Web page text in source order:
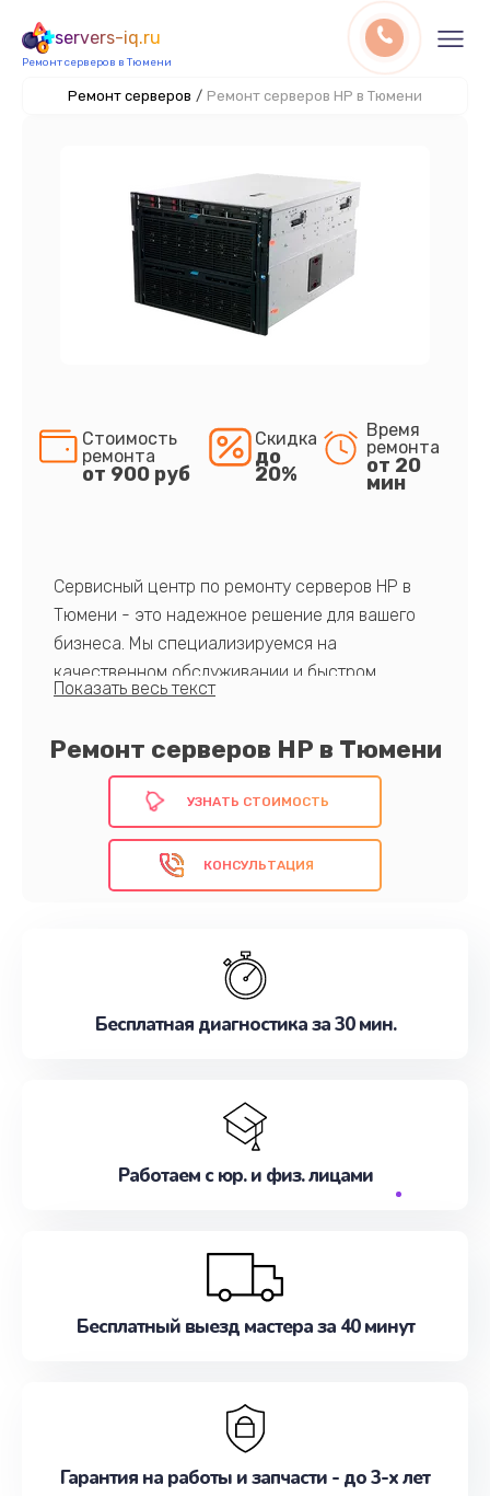
servers-iq.ru
Ремонт серверов в Тюмени
Ремонт серверов / Ремонт серверов HP в Тюмени
Ремонт серверов HP в Тюмени
Стоимость
ремонта
от 900 руб
Скидка
до
20%
Время
ремонта
от 20
мин
Сервисный центр по ремонту серверов HP в
Тюмени - это надежное решение для вашего
бизнеса. Мы специализируемся на
качественном обслуживании и быстром
восстановлении серверов HP, гарантируя
инфраструктуры. Опытные мастера быстро
приведут в порядок вашу технику, используя
оригинальные запчасти. Доверьте нам заботу о
вашем оборудовании и обеспечьте
бесперебойную работу вашего бизнеса уже
Сэкономьте время и деньги - обратитесь к нам.
УЗНАТЬ СТОИМОСТЬ
КОНСУЛЬТАЦИЯ
Бесплатная диагностика за 30 мин.
Работаем с юр. и физ. лицами
Бесплатный выезд мастера за 40 минут
Гарантия на работы и запчасти - до 3-х лет